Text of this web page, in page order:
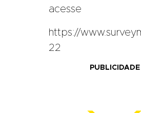
acesse
https://
22
PUBLICIDADE